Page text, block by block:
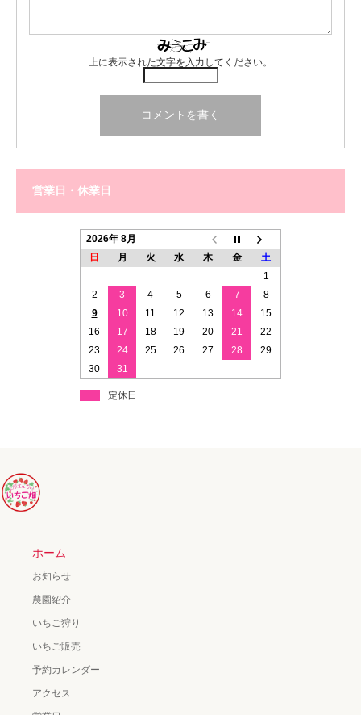
上に表示された文字を入力してください。
営業日・休業日
2026年 8月
日
月 火 水 木 金
土
1
2
3 4 5 6 7
8
9
10 11 12 13 14
15
16
17 18 19 20 21
22
23
24 25 26 27 28
29
30
31
定休日
ホーム
お知らせ
農園紹介
いちご狩り
いちご販売
予約カレンダー
アクセス